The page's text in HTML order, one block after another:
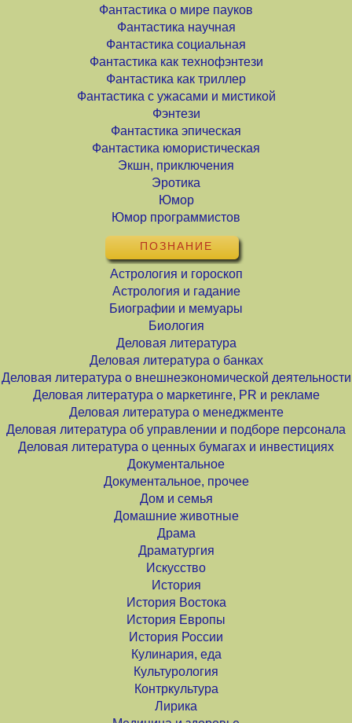
Фантастика о мире пауков
Фантастика научная
Фантастика социальная
Фантастика как технофэнтези
Фантастика как триллер
Фантастика с ужасами и мистикой
Фэнтези
Фантастика эпическая
Фантастика юмористическая
Экшн, приключения
Эротика
Юмор
Юмор программистов
ПОЗНАНИЕ
Астрология и гороскоп
Астрология и гадание
Биографии и мемуары
Биология
Деловая литература
Деловая литература о банках
Деловая литература о внешнеэкономической деятельности
Деловая литература о маркетинге, PR и рекламе
Деловая литература о менеджменте
Деловая литература об управлении и подборе персонала
Деловая литература о ценных бумагах и инвестициях
Документальное
Документальное, прочее
Дом и семья
Домашние животные
Драма
Драматургия
Искусство
История
История Востока
История Европы
История России
Кулинария, еда
Культурология
Контркультура
Лирика